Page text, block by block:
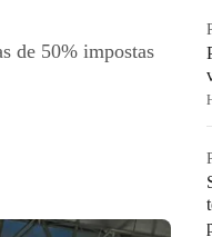
de 50% impostas